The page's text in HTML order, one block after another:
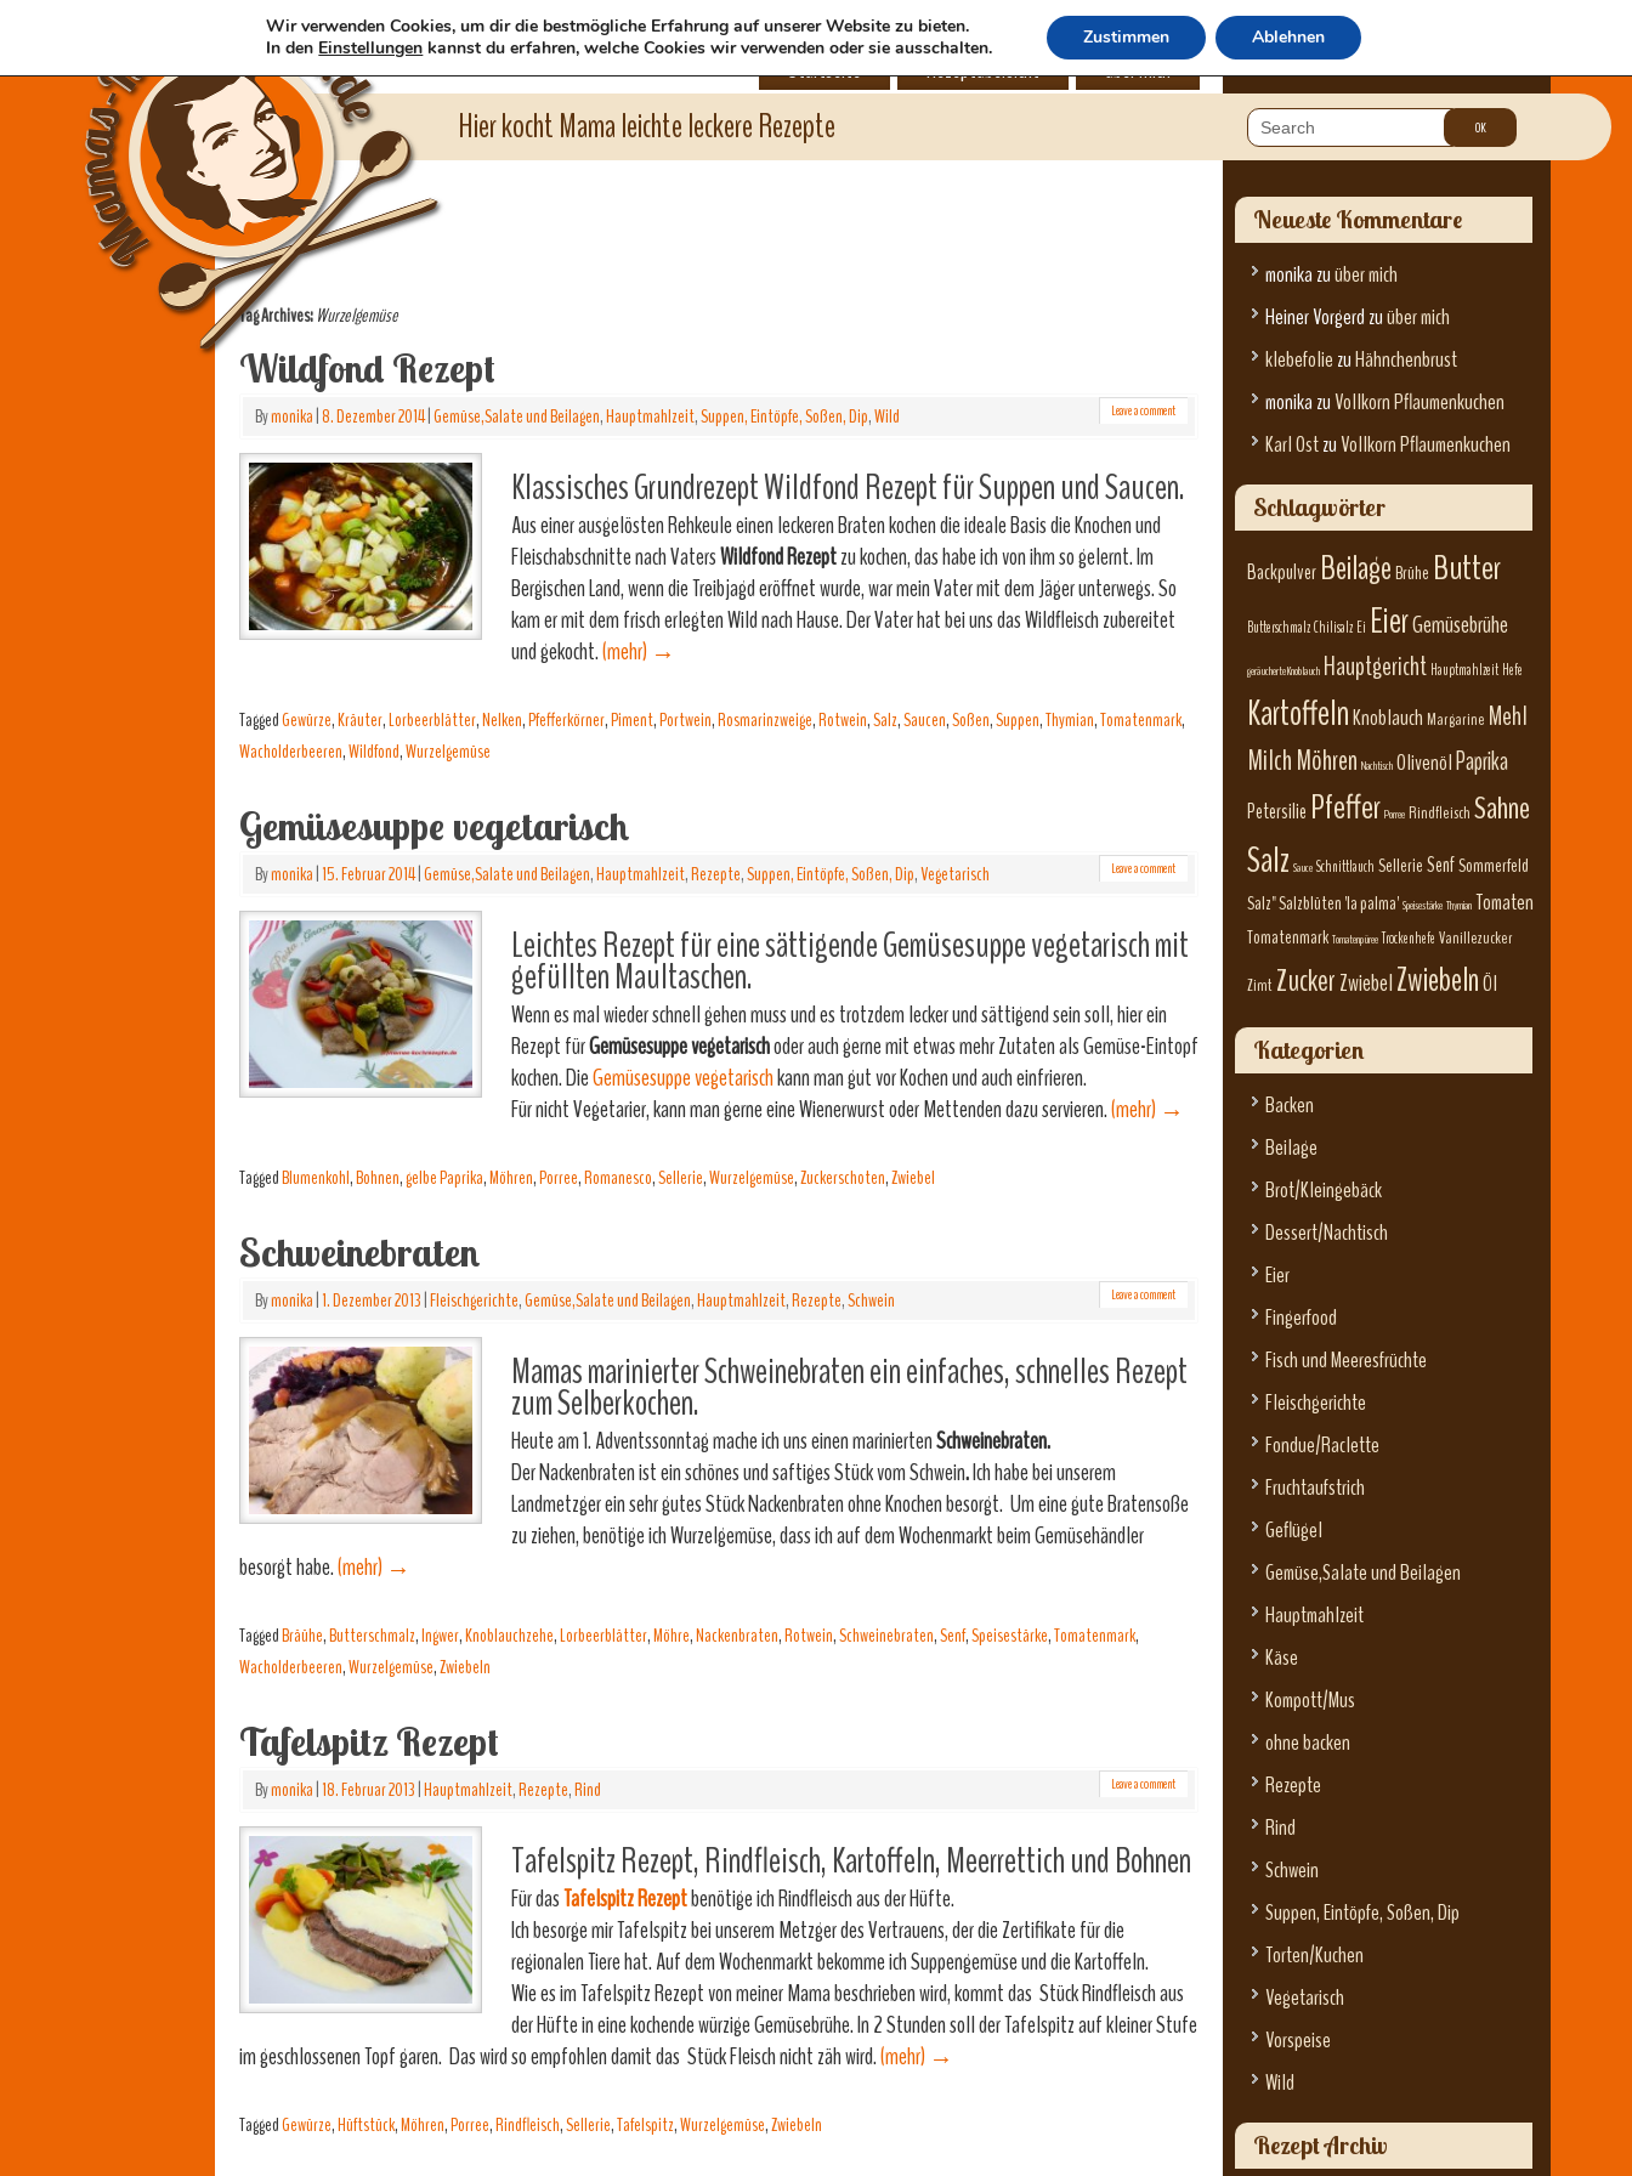
Hier kocht Mama leichte leckere Rezepte
Startseite Rezeptübersicht über mich
Tag Archives:Wurzelgemüse
Wildfond Rezept
Bymonika|8. Dezember 2014|Gemüse,Salate und Beilagen,Hauptmahlzeit,Suppen, Eintöpfe, Soßen, Dip,Wild Leave a comment
Klassisches Grundrezept Wildfond Rezept für Suppen und Saucen.
Aus einer ausgelösten Rehkeule einen leckeren Braten kochen die ideale Basis die Knochen und
Fleischabschnitte nach VatersWildfond Rezeptzu kochen, das habe ich von ihm so gelernt. Im
Bergischen Land, wenn die Treibjagd eröffnet wurde, war mein Vater mit dem Jäger unterwegs. So
kam er mit dem frisch erlegten Wild nach Hause. Der Vater hat bei uns das Wildfleisch zubereitet
und gekocht.(mehr) →
TaggedGewürze,Kräuter,Lorbeerblätter,Nelken,Pfefferkörner,Piment,Portwein,Rosmarinzweige,Rotwein,Salz,Saucen,Soßen,Suppen,Thymian,Tomatenmark,
Wacholderbeeren,Wildfond,Wurzelgemüse
Gemüsesuppe vegetarisch
Bymonika|15. Februar 2014|Gemüse,Salate und Beilagen,Hauptmahlzeit,Rezepte,Suppen, Eintöpfe, Soßen, Dip,Vegetarisch Leave a comment
Leichtes Rezept für eine sättigende Gemüsesuppe vegetarisch mit
gefüllten Maultaschen.
Wenn es mal wieder schnell gehen muss und es trotzdem lecker und sättigend sein soll, hier ein
Rezept fürGemüsesuppe vegetarischoder auch gerne mit etwas mehr Zutaten als Gemüse-Eintopf
kochen. DieGemüsesuppe vegetarischkann man gut vor Kochen und auch einfrieren.
Für nicht Vegetarier, kann man gerne eine Wienerwurst oder Mettenden dazu servieren.(mehr) →
TaggedBlumenkohl,Bohnen,gelbe Paprika,Möhren,Porree,Romanesco,Sellerie,Wurzelgemüse,Zuckerschoten,Zwiebel
Schweinebraten
Bymonika|1. Dezember 2013|Fleischgerichte,Gemüse,Salate und Beilagen,Hauptmahlzeit,Rezepte,Schwein Leave a comment
Mamas marinierter Schweinebraten ein einfaches, schnelles Rezept
zum Selberkochen.
Heute am 1. Adventssonntag mache ich uns einen mariniertenSchweinebraten.
DerNackenbraten ist ein schönes und saftiges Stück vom Schwein.Ich habe bei unserem
Landmetzger ein sehr gutes Stück Nackenbraten ohne Knochen besorgt. Um eine gute Bratensoße
zu ziehen, benötige ich Wurzelgemüse, dass ich auf dem Wochenmarkt beim Gemüsehändler
besorgt habe.(mehr) →
TaggedBräühe,Butterschmalz,Ingwer,Knoblauchzehe,Lorbeerblätter,Möhre,Nackenbraten,Rotwein,Schweinebraten,Senf,Speisestärke,Tomatenmark,
Wacholderbeeren,Wurzelgemüse,Zwiebeln
Tafelspitz Rezept
Bymonika|18. Februar 2013|Hauptmahlzeit,Rezepte,Rind Leave a comment
Tafelspitz Rezept, Rindfleisch, Kartoffeln, Meerrettich und Bohnen
Für dasTafelspitz Rezeptbenötige ich Rindfleisch aus der Hüfte.
Ich besorge mir Tafelspitz bei unserem Metzger des Vertrauens, der die Zertifikate für die
regionalen Tiere hat. Auf dem Wochenmarkt bekomme ich Suppengemüse und die Kartoffeln.
Wie es im Tafelspitz Rezept von meiner Mama beschrieben wird, kommt das Stück Rindfleisch aus
der Hüfte in eine kochende würzige Gemüsebrühe. In 2 Stunden soll der Tafelspitz auf kleiner Stufe
im geschlossenen Topf garen. Das wird so empfohlen damit das Stück Fleisch nicht zäh wird.(mehr) →
TaggedGewürze,Hüftstück,Möhren,Porree,Rindfleisch,Sellerie,Tafelspitz,Wurzelgemüse,Zwiebeln
Neueste Kommentare
monika zuüber mich
Heiner Vorgerd zuüber mich
klebefolie zuHähnchenbrust
monika zuVollkorn Pflaumenkuchen
Karl OstzuVollkorn Pflaumenkuchen
Schlagwörter
Backpulver BeilageBrühe Butter
ButterschmalzChilisalz Ei EierGemüsebrühe
geräucherte Knoblauch Hauptgericht Hauptmahlzeit Hefe
KartoffelnKnoblauch Margarine Mehl
MilchMöhren Nachtisch OlivenölPaprika
Petersilie Pfeffer Porree Rindfleisch Sahne
Salz Sauce Schnittlauch SellerieSenfSommerfeld
Salz" Salzblüten 'la palma' Speisestärke Thymian Tomaten
Tomatenmark Tomatenpüree Trockenhefe Vanillezucker
Zimt ZuckerZwiebelZwiebelnÖl
Kategorien
Backen
Beilage
Brot/Kleingebäck
Dessert/Nachtisch
Eier
Fingerfood
Fisch und Meeresfrüchte
Fleischgerichte
Fondue/Raclette
Fruchtaufstrich
Geflügel
Gemüse,Salate und Beilagen
Hauptmahlzeit
Käse
Kompott/Mus
ohne backen
Rezepte
Rind
Schwein
Suppen, Eintöpfe, Soßen, Dip
Torten/Kuchen
Vegetarisch
Vorspeise
Wild
Rezept Archiv
Wir verwenden Cookies, um dir die bestmögliche Erfahrung auf unserer Website zu bieten.
In den Einstellungen kannst du erfahren, welche Cookies wir verwenden oder sie ausschalten. Zustimmen Ablehnen